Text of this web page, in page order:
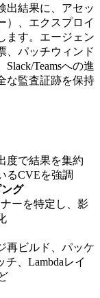
出結果に、アセッ
）、エクスプロイ
ます。エージェン
、パッチウィンド
Teamsへの進
な監査証跡を保持
度で結果を集約
るCVEを強調
グ
ーを特定し、影
再ビルド、パッケ
、Lambdaレイ